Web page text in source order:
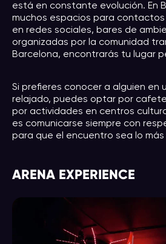
está en constante evolución. En
muchos espacios para
en redes sociales, bares de
organizadas por la comunidad
Barcelona, encontrarás tu lugar
Si prefieres conocer a alguien en
relajado, puedes optar por
por actividades en centros
es comunicarse siempre con
para que el encuentro sea lo
ARENA EXPERIENCE